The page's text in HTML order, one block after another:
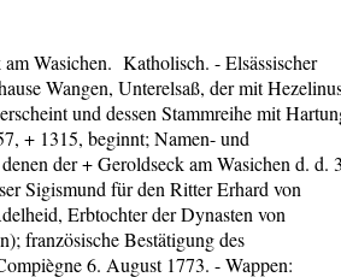
am Wasichen. Katholisch. - Elsässischer
Wangen, Unterelsaß, der mit
und dessen Stammreihe mit
+ 1315, beginnt; Namen- und
der + Geroldseck am Wasichen d. d.
Sigismund für den Ritter Erhard von
Erbtochter der Dynasten von
französische Bestätigung des
6. August 1773. - Wappen: